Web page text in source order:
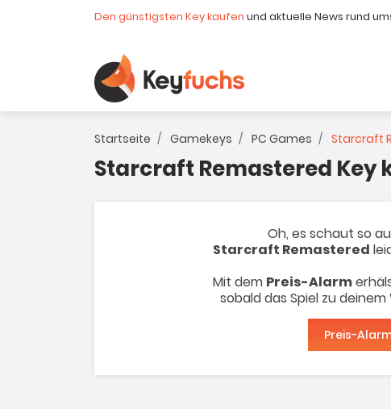
Den günstigsten Key kaufen und aktuelle News rund
Startseite Gamekeys PC Games Starcraft
Starcraft Remastered Key
Oh, es schaut so
Starcraft Remastered
Mit dem Preis-Alarm
sobald das Spiel zu
Preis-